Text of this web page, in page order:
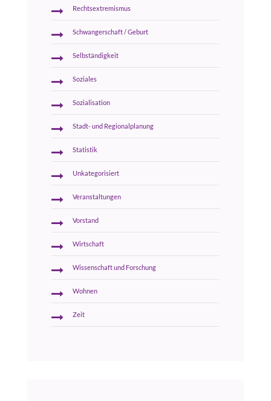
Rechtsextremismus
Schwangerschaft / Geburt
Selbständigkeit
Soziales
Sozialisation
Stadt- und Regionalplanung
Statistik
Unkategorisiert
Veranstaltungen
Vorstand
Wirtschaft
Wissenschaft und Forschung
Wohnen
Zeit